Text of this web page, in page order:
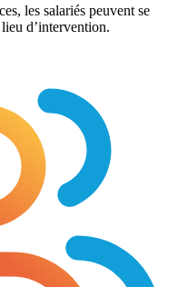
les salariés peuvent se
d’intervention.